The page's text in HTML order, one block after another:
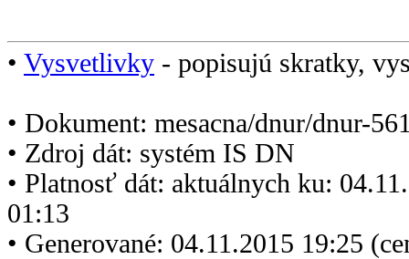
• Vysvetlivky - popisujú skratky,
• Dokument: mesacna/dnur/dnur-
• Zdroj dát: systém IS DN
• Platnosť dát: aktuálnych ku:
01:13
• Generované: 04.11.2015 19:25